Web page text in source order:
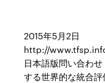
2015年5月2日
http://
日本語版問い合わ
する世界的な統合